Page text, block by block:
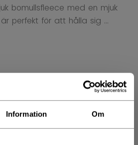
Information Om
bomullsfleece med en mjuk
perfekt för att hålla sig ...